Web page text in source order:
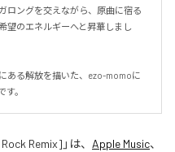
ロングを交えながら、原曲に宿る
望のエネルギーへと昇華しまし
ある解放を描いた、ezo-momoに
。
Remix] 」は、 Apple Music、